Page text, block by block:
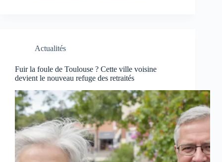
Actualités
Fuir la foule de Toulouse ? Cette ville voisine
devient le nouveau refuge des retraités